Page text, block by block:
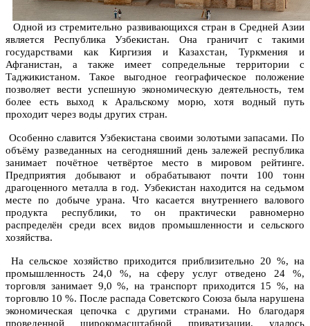
Одной из стремительно развивающихся стран в Средней Азии
является Республика Узбекистан. Она граничит с такими
государствами как Киргизия и Казахстан, Туркмения и
Афганистан, а также имеет сопредельные территории с
Таджикистаном. Такое выгодное географическое положение
позволяет вести успешную экономическую деятельность, тем
более есть выход к Аральскому морю, хотя водный путь
проходит через воды других стран.
Особенно славится Узбекистана своими золотыми запасами. По
объёму разведанных на сегодняшний день залежей республика
занимает почётное четвёртое место в мировом рейтинге.
Предприятия добывают и обрабатывают почти 100 тонн
драгоценного металла в год. Узбекистан находится на седьмом
месте по добыче урана. Что касается внутреннего валового
продукта республики, то он практически равномерно
распределён среди всех видов промышленности и сельского
хозяйства.
На сельское хозяйство приходится приблизительно 20 %, на
промышленность 24,0 %, на сферу услуг отведено 24 %,
торговля занимает 9,0 %, на транспорт приходится 15 %, на
торговлю 10 %. После распада Советского Союза была нарушена
экономическая цепочка с другими странами. Но благодаря
проведенной широкомасштабной приватизации, удалось